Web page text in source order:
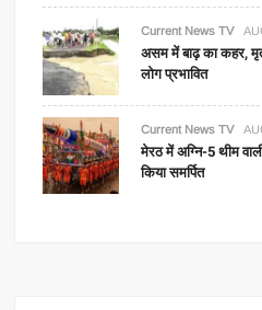
Current News TV
असम में बाढ़ का कहर,
लोग प्रभावित
Current News TV
मेरठ में अग्नि-5 थीम
किया समर्पित